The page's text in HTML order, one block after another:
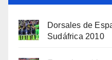
Dorsales de
Sudáfrica 2010